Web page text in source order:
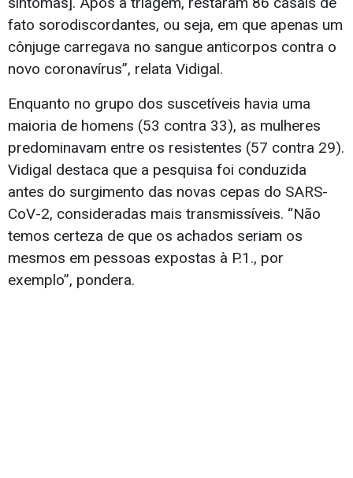
fato sorodiscordantes, ou seja, em que apenas um
cônjuge carregava no sangue anticorpos contra o
novo coronavírus”, relata Vidigal.
Enquanto no grupo dos suscetíveis havia uma
maioria de homens (53 contra 33), as mulheres
predominavam entre os resistentes (57 contra 29).
Vidigal destaca que a pesquisa foi conduzida
antes do surgimento das novas cepas do SARS-
CoV-2, consideradas mais transmissíveis. “Não
temos certeza de que os achados seriam os
mesmos em pessoas expostas à P.1., por
exemplo”, pondera.